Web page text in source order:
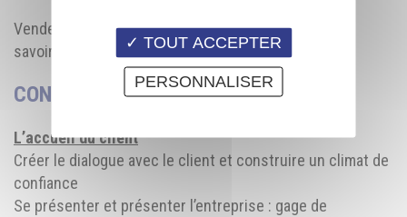
Vendeurs de cuisines, débutants ou maitrisant les
savoirs de base
CONTENU DE LA FORMATION
L’accueil du client
Créer le dialogue avec le client et construire un climat de
confiance
Se présenter et présenter l’entreprise : gage de
TOUT ACCEPTER
PERSONNALISER